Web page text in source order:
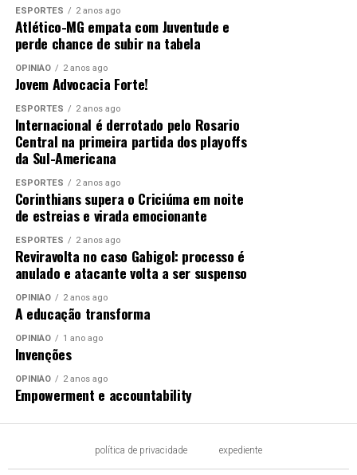
ESPORTES 2 anos ago
Atlético-MG empata com Juventude e
perde chance de subir na tabela
OPINIÃO 2 anos ago
Jovem Advocacia Forte!
ESPORTES 2 anos ago
Internacional é derrotado pelo Rosario
Central na primeira partida dos playoffs
da Sul-Americana
ESPORTES 2 anos ago
Corinthians supera o Criciúma em noite
de estreias e virada emocionante
ESPORTES 2 anos ago
Reviravolta no caso Gabigol: processo é
anulado e atacante volta a ser suspenso
OPINIÃO 2 anos ago
A educação transforma
OPINIÃO 1 ano ago
Invenções
OPINIÃO 2 anos ago
Empowerment e accountability
política de privacidade expediente